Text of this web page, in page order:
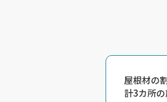
屋根材の
計3カ所